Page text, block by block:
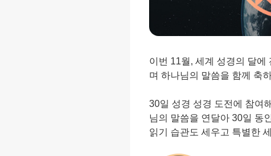
이번 11월, 세계 성경의 달에
며 하나님의 말씀을 함께 축
30일 성경 성경 도전에 참여
님의 말씀을 연달아 30일 동
읽기 습관도 세우고 특별한